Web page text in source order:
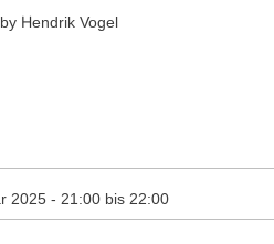
Hendrik Vogel
2025 - 21:00bis 22:00